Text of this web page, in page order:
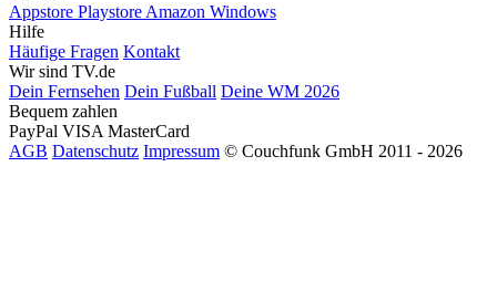
Appstore Playstore Amazon Windows
Hilfe
Häufige Fragen Kontakt
Wir sind TV.de
Dein Fernsehen Dein Fußball Deine WM 2026
Bequem zahlen
PayPal VISA MasterCard
AGB Datenschutz Impressum © Couchfunk GmbH 2011 - 2026